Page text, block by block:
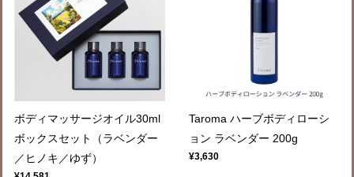
ボディマッサージオイル30ml
ボックスセット（ラベンダー
／ヒノキ／ゆず）
Taroma ハーブボディローシ
ョン ラベンダー 200g
¥3,630